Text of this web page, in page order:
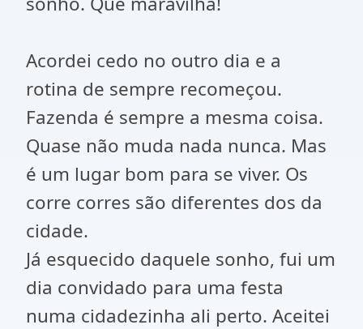
Acordei cedo no outro dia e a
rotina de sempre recomeçou.
Fazenda é sempre a mesma coisa.
Quase não muda nada nunca. Mas
é um lugar bom para se viver. Os
corre corres são diferentes dos da
cidade.
Já esquecido daquele sonho, fui um
dia convidado para uma festa
numa cidadezinha ali perto. Aceitei